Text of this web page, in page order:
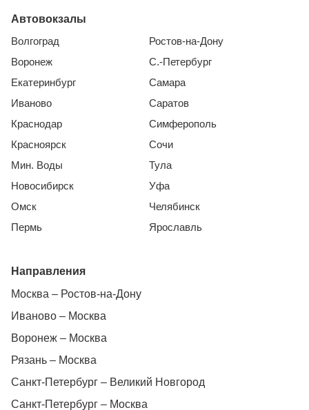
Автовокзалы
Волгоград
Воронеж
Екатеринбург
Иваново
Краснодар
Красноярск
Мин. Воды
Новосибирск
Омск
Пермь
Ростов-на-Дону
С.-Петербург
Самара
Саратов
Симферополь
Сочи
Тула
Уфа
Челябинск
Ярославль
Направления
Москва – Ростов-на-Дону
Иваново – Москва
Воронеж – Москва
Рязань – Москва
Санкт-Петербург – Великий Новгород
Санкт-Петербург – Москва